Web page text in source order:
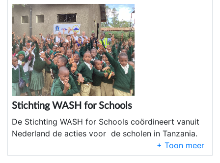
Stichting WASH for Schools
De Stichting WASH for Schools coördineert vanuit
Nederland de acties voor de scholen in Tanzania.
van het gedoneerde
geld ten goede komt van de projecten in Tanzania.